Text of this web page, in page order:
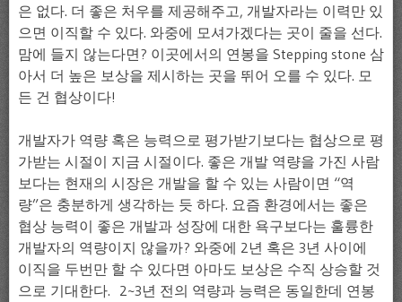
은 없다. 더 좋은 처우를 제공해주고, 개발자라는 이력만 있
으면 이직할 수 있다. 와중에 모셔가겠다는 곳이 줄을 선다.
맘에 들지 않는다면? 이곳에서의 연봉을 Stepping stone 삼
아서 더 높은 보상을 제시하는 곳을 뛰어 오를 수 있다. 모
든 건 협상이다!
개발자가 역량 혹은 능력으로 평가받기보다는 협상으로 평
가받는 시절이 지금 시절이다. 좋은 개발 역량을 가진 사람
보다는 현재의 시장은 개발을 할 수 있는 사람이면 “역
량”은 충분하게 생각하는 듯 하다. 요즘 환경에서는 좋은
협상 능력이 좋은 개발과 성장에 대한 욕구보다는 훌륭한
개발자의 역량이지 않을까? 와중에 2년 혹은 3년 사이에
이직을 두번만 할 수 있다면 아마도 보상은 수직 상승할 것
으로 기대한다. 2~3년 전의 역량과 능력은 동일한데 연봉